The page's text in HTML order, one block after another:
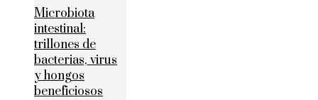
Microbiota
intestinal:
trillones de
bacterias, virus
y hongos
beneficiosos